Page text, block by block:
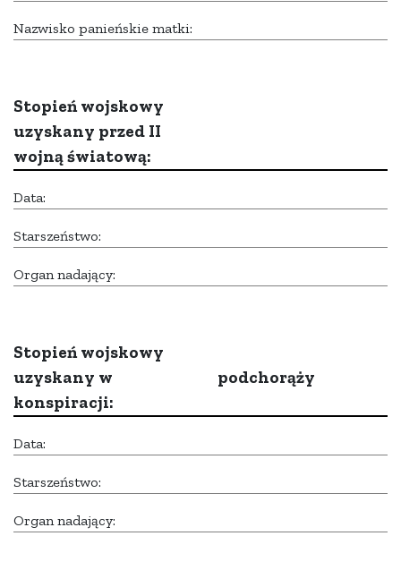
Nazwisko panieńskie matki:
Stopień wojskowy
uzyskany przed II
wojną światową:
Data:
Starszeństwo:
Organ nadający:
Stopień wojskowy
uzyskany w
konspiracji:
podchorąży
Data:
Starszeństwo:
Organ nadający: